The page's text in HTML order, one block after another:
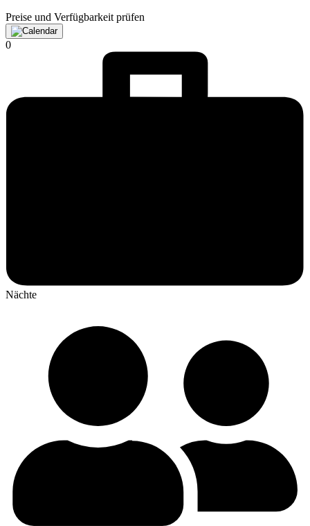
Preise und Verfügbarkeit prüfen
0
Nächte